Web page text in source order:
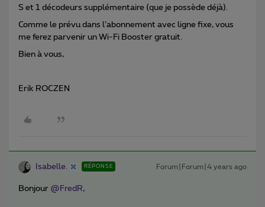
S et 1 décodeurs supplémentaire (que je possède déjà).
Comme le prévu dans l’abonnement avec ligne fixe, vous
me ferez parvenir un Wi-Fi Booster gratuit.
Bien à vous,
Erik ROCZEN
Isabelle. RÉPONSE Forum|Forum|4 years ago
Bonjour @FredR,